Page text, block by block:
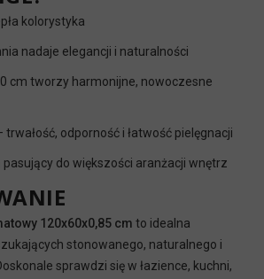
kolorystyka
nadaje elegancji i naturalności
cm tworzy harmonijne, nowoczesne
odporność i łatwość pielęgnacji
do większości aranżacji wnętrz
120x60x0,85 cm to idealna
stonowanego, naturalnego i
sprawdzi się w łazience, kuchni,